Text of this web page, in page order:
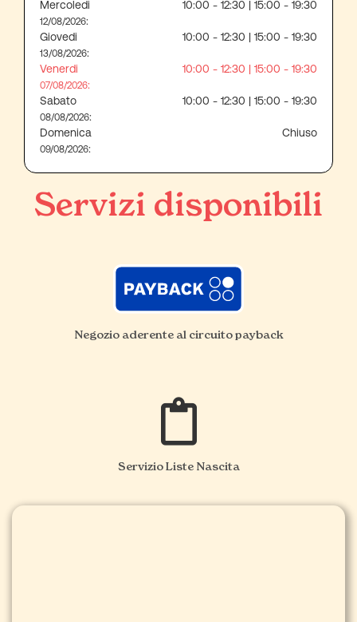
Mercoledi
12/08/2026:
10:00 - 12:30 | 15:00 - 19:30
Giovedi
13/08/2026:
10:00 - 12:30 | 15:00 - 19:30
Venerdi
07/08/2026:
10:00 - 12:30 | 15:00 - 19:30
Sabato
08/08/2026:
10:00 - 12:30 | 15:00 - 19:30
Domenica
09/08/2026:
Chiuso
Servizi disponibili
Negozio aderente al circuito payback
Servizio Liste Nascita